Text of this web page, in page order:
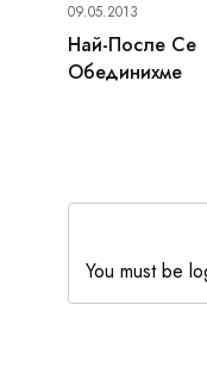
09.05.2013
Най-После Се
Обединихме
You must be